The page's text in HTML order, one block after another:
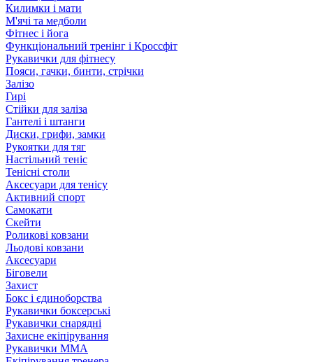
Килимки і мати
М'ячі та медболи
Фітнес і йога
Функціональний тренінг і Кроссфіт
Рукавички для фітнесу
Пояси, гачки, бинти, стрічки
Залізо
Гирі
Стійки для заліза
Гантелі і штанги
Диски, грифи, замки
Рукоятки для тяг
Настільний теніс
Тенісні столи
Аксесуари для тенісу
Активний спорт
Самокати
Скейти
Роликові ковзани
Льодові ковзани
Аксесуари
Біговели
Захист
Бокс і єдиноборства
Рукавички боксерські
Рукавички снарядні
Захисне екіпірування
Рукавички ММА